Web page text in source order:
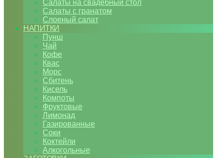
Салаты на свадебный стол
Салаты с гранатом
Слоеный салат
НАПИТКИ
Пунш
Чай
Кофе
Квас
Морс
Сбитень
Кисель
Компоты
Фруктовые
Лимонад
Газированные
Соки
Коктейли
Алкогольные